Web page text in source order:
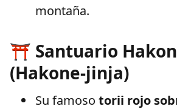
montaña.
⛩️ Santuario
(Hakone-jinja)
Su famoso torii rojo